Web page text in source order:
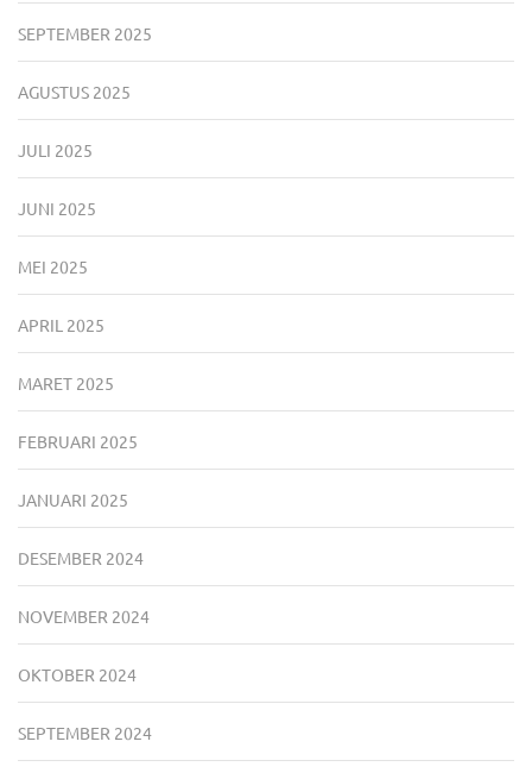
SEPTEMBER 2025
AGUSTUS 2025
JULI 2025
JUNI 2025
MEI 2025
APRIL 2025
MARET 2025
FEBRUARI 2025
JANUARI 2025
DESEMBER 2024
NOVEMBER 2024
OKTOBER 2024
SEPTEMBER 2024